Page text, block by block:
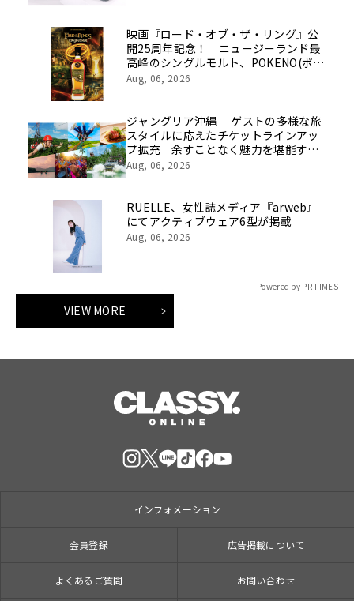
映画『ロード・オブ・ザ・リング』公
開25周年記念！ ニュージーランド最
高峰のシングルモルト、POKENO(ポケ
ノ)より 数量限定ウイスキー「リング
Aug, 06, 2026
ジャングリア沖縄 ゲストの多様な旅
スタイルに応えたチケットラインアッ
プ拡充 余すことなく魅力を堪能する
「ロイヤルチケット」新登場
Aug, 06, 2026
RUELLE、女性誌メディア『arweb』
にてアクティブウェア6型が掲載
Aug, 06, 2026
Powered by PR TIMES
VIEW MORE
インフォメーション
会員登録 広告掲載について
よくあるご質問 お問い合わせ